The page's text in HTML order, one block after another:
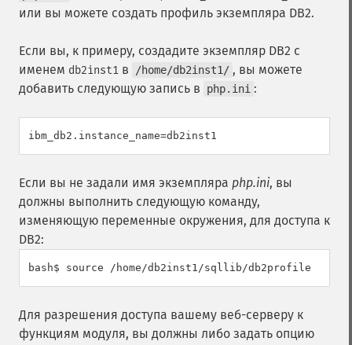
или вы можете создать профиль экземпляра DB2.
Если вы, к примеру, создадите экземпляр DB2 с
именем db2inst1 в /home/db2inst1/ , вы можете
добавить следующую запись в
php.ini :
Если вы не задали имя экземпляра php.ini, вы
должны выполнить следующую команду,
изменяющую переменные окружения, для доступа к
DB2:
Для разрешения доступа вашему веб-серверу к
функциям модуля, вы должны либо задать опцию